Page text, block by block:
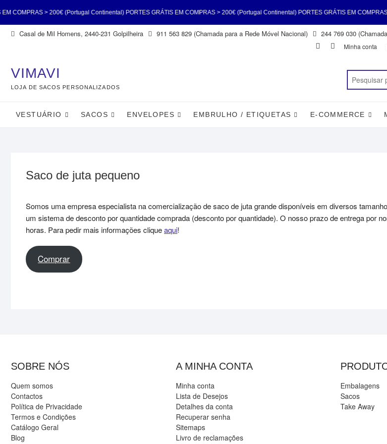
> 200€ (Portugal Continental) PORTES GRÁTIS EM COMPRAS > 200€ (Portugal Continental) PORTES GRÁTIS EM COMPRAS >
EM COMPRAS > 200€ (Portugal Continental) PORTES GRÁTIS EM COMPRAS > 200€ (Portugal Continental) PORTES GRÁTIS EM
Skip Casal de Mil Homens, 2440-231 Golpilheira 911 563 829 (Chamada para a Rede Móvel Nacional) 244 769 030
FacebookInstagram
Minha conta
VIMAVI
LOJA DE SACOS PERSONALIZADOS
VESTUÁRIO SACOS ENVELOPES EMBRULHO / ETIQUETAS E-COMMERCE
Saco de juta pequeno
Somos uma empresa especialista na comercialização de saco de juta grande disponíveis em diversos
um sistema de desconto por quantidade comprada (desconto por quantidade). O nosso prazo de entrega por
horas. Para pedir mais informações cliqueaqui!
Comprar
SOBRE NÓS
Quem somos
Contactos
Política de Privacidade
Termos e Condições
Catálogo Geral
Blog
A MINHA CONTA
Minha conta
Lista de Desejos
Detalhes da conta
Recuperar senha
Sitemaps
Livro de reclamações
Embalagens
Sacos
Take Away